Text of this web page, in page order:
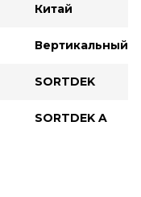
Китай
Вертикальный
SORTDEK
SORTDEK A